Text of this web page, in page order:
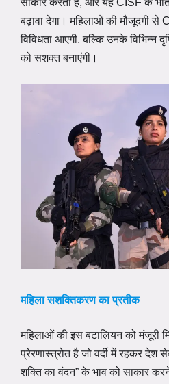
बढ़ावा देगा। महिलाओं की मौजूदगी
विविधता आएगी, बल्कि उनके विभिन्न
को सशक्त बनाएंगी।
महिला सशक्तिकरण का प्रतीक
महिलाओं की इस बटालियन को मंजूरी
प्रेरणास्त्रोत है जो वर्दी में रहकर देश
शक्ति का वंदन” के भाव को साकार